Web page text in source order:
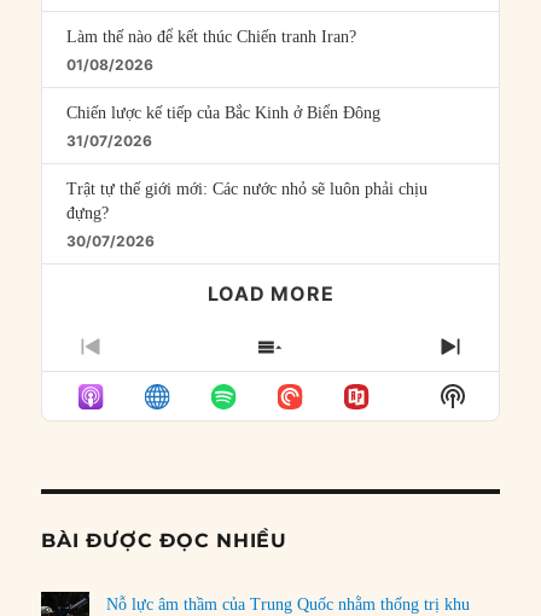
Làm thế nào để kết thúc Chiến tranh Iran?
01/08/2026
Chiến lược kế tiếp của Bắc Kinh ở Biển Đông
31/07/2026
Trật tự thế giới mới: Các nước nhỏ sẽ luôn phải chịu
đựng?
30/07/2026
LOAD MORE
PREVIOUS
EPISODE
SHOW
EPISODES
LIST
NEXT
Show
Podcast
BÀI ĐƯỢC ĐỌC NHIỀU
Nỗ lực âm thầm của Trung Quốc nhằm thống trị khu